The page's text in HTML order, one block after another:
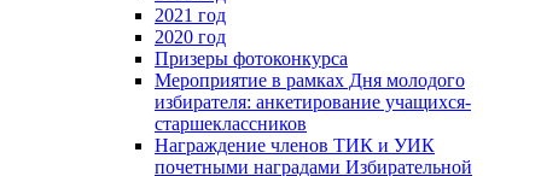
2021 год
2020 год
Призеры фотоконкурса
Мероприятие в рамках Дня молодого
избирателя: анкетирование учащихся-
старшеклассников
Награждение членов ТИК и УИК
почетными наградами Избирательной